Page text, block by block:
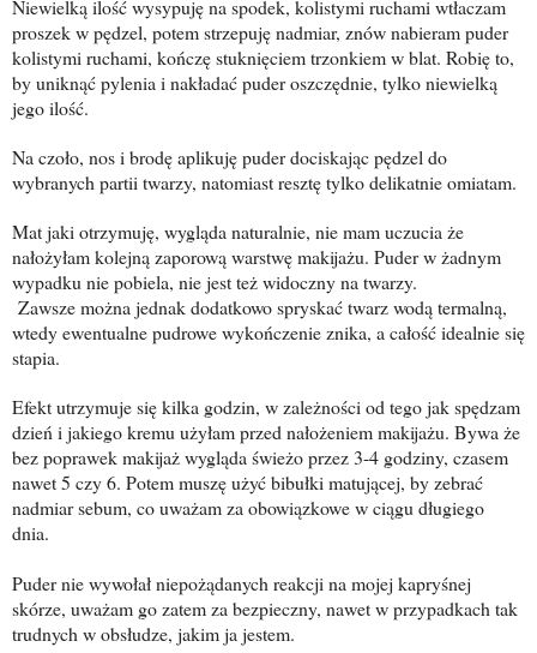
Niewielką ilość wysypuję na spodek, kolistymi ruchami wtłaczam
proszek w pędzel, potem strzepuję nadmiar, znów nabieram puder
kolistymi ruchami, kończę stuknięciem trzonkiem w blat. Robię to,
by uniknąć pylenia i nakładać puder oszczędnie, tylko niewielką
jego ilość.
Na czoło, nos i brodę aplikuję puder dociskając pędzel do
wybranych partii twarzy, natomiast resztę tylko delikatnie omiatam.
Mat jaki otrzymuję, wygląda naturalnie, nie mam uczucia że
nałożyłam kolejną zaporową warstwę makijażu. Puder w żadnym
wypadku nie pobiela, nie jest też widoczny na twarzy.
Zawsze można jednak dodatkowo spryskać twarz wodą termalną,
wtedy ewentualne pudrowe wykończenie znika, a całość idealnie się
stapia.
Efekt utrzymuje się kilka godzin, w zależności od tego jak spędzam
dzień i jakiego kremu użyłam przed nałożeniem makijażu. Bywa że
bez poprawek makijaż wygląda świeżo przez 3-4 godziny, czasem
nawet 5 czy 6. Potem muszę użyć bibułki matującej, by zebrać
nadmiar sebum, co uważam za obowiązkowe w ciągu długiego
dnia.
Puder nie wywołał niepożądanych reakcji na mojej kapryśnej
skórze, uważam go zatem za bezpieczny, nawet w przypadkach tak
trudnych w obsłudze, jakim ja jestem.